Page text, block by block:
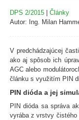
DPS 2/2015 | Články
Autor: Ing. Milan
V predchádzajúcej
ako aj spôsob ich
AGC alebo
článku s využitím PIN
PIN dióda a jej
PIN dióda sa správa
vyrába z vrstvy čistého